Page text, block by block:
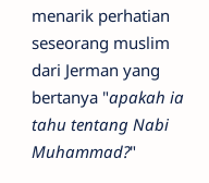
menarik perhatian
seseorang muslim
dari Jerman yang
bertanya "apakah ia
tahu tentang Nabi
Muhammad?"